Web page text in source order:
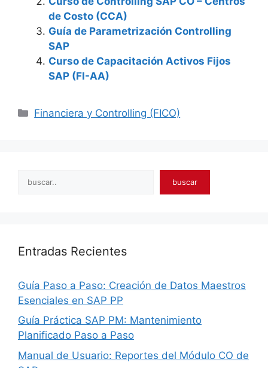
de Costo (CCA)
Guía de Parametrización Controlling
SAP
Curso de Capacitación Activos Fijos
SAP (FI-AA)
Categories
Financiera y Controlling (FICO)
Search buscar
Entradas Recientes
Guía Paso a Paso: Creación de Datos Maestros
Esenciales en SAP PP
Guía Práctica SAP PM: Mantenimiento
Planificado Paso a Paso
Manual de Usuario: Reportes del Módulo CO de